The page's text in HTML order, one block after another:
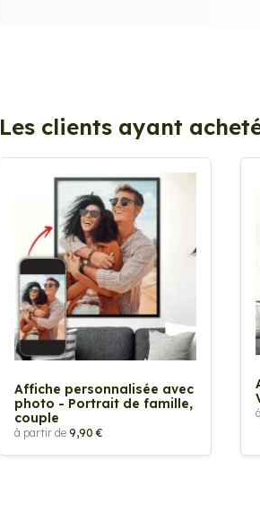
Les clients ayant
Affiche personnalisée avec
photo - Portrait de famille,
couple
à partir de 9,90 €